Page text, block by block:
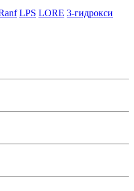
LPS LORE 3-гидрокси